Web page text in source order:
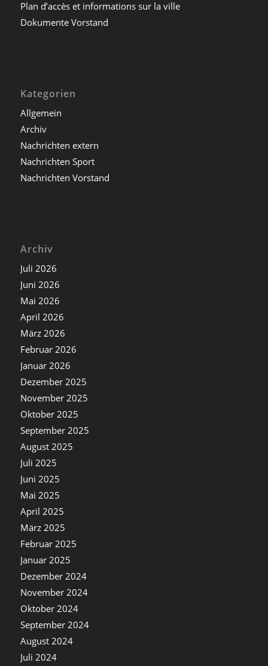
Plan d’accès et informations sur la ville
Dokumente Vorstand
Kategorien
Allgemein
Archiv
Nachrichten extern
Nachrichten Sport
Nachrichten Vorstand
Archiv
Juli 2026
Juni 2026
Mai 2026
April 2026
März 2026
Februar 2026
Januar 2026
Dezember 2025
November 2025
Oktober 2025
September 2025
August 2025
Juli 2025
Juni 2025
Mai 2025
April 2025
März 2025
Februar 2025
Januar 2025
Dezember 2024
November 2024
Oktober 2024
September 2024
August 2024
Juli 2024